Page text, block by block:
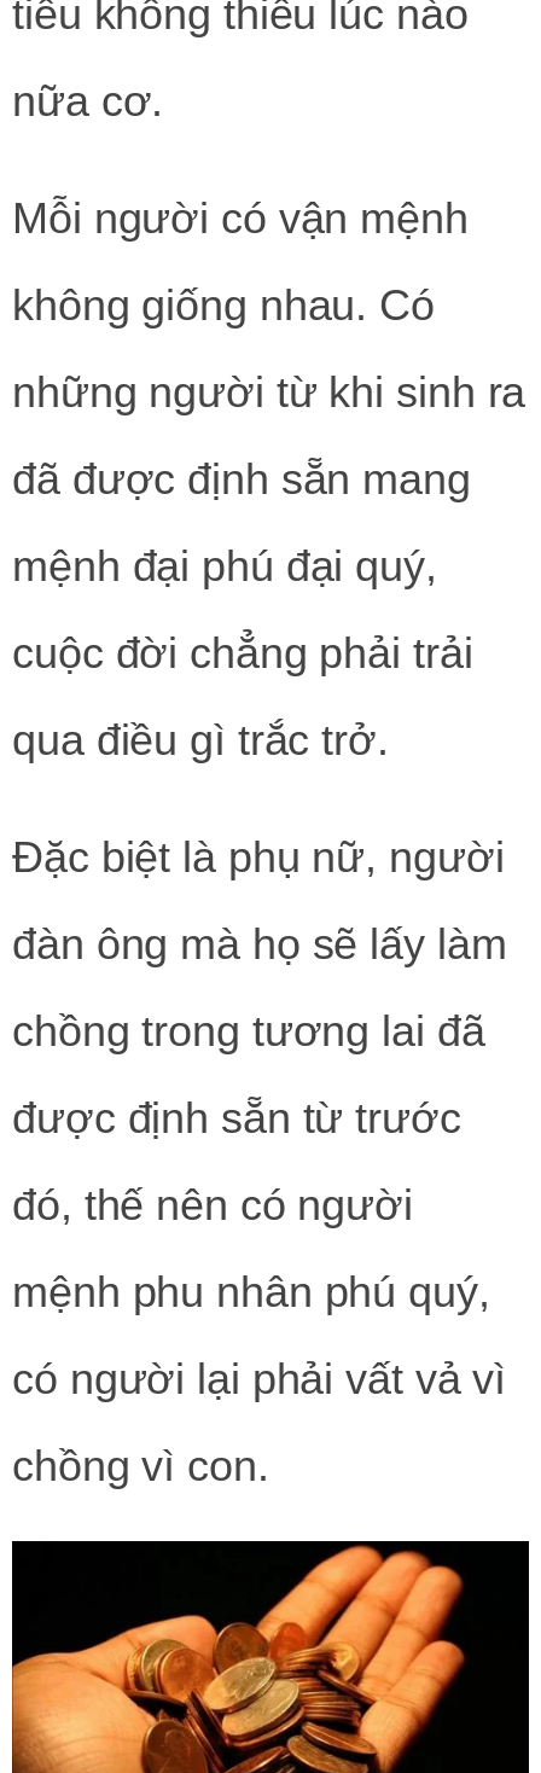
tiêu không thiếu lúc nào
nữa cơ.
Mỗi người có vận mệnh
không giống nhau. Có
những người từ khi sinh ra
đã được định sẵn mang
mệnh đại phú đại quý,
cuộc đời chẳng phải trải
qua điều gì trắc trở.
Đặc biệt là phụ nữ, người
đàn ông mà họ sẽ lấy làm
chồng trong tương lai đã
được định sẵn từ trước
đó, thế nên có người
mệnh phu nhân phú quý,
có người lại phải vất vả vì
chồng vì con.